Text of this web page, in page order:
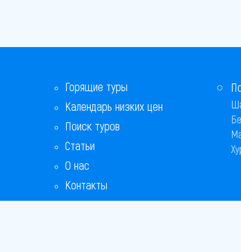
Горящие туры
Календарь низких цен
Поиск туров
Статьи
О нас
Контакты
Бонусная программа